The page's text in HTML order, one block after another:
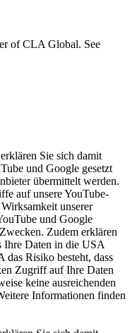
of CLA Global. See
Sie sich damit
und Google gesetzt
übermittelt werden.
auf unsere YouTube-
unserer
und Google
Zudem erklären
Ihre Daten in die USA
Risiko besteht, dass
Zugriff auf Ihre Daten
keine ausreichenden
Informationen finden